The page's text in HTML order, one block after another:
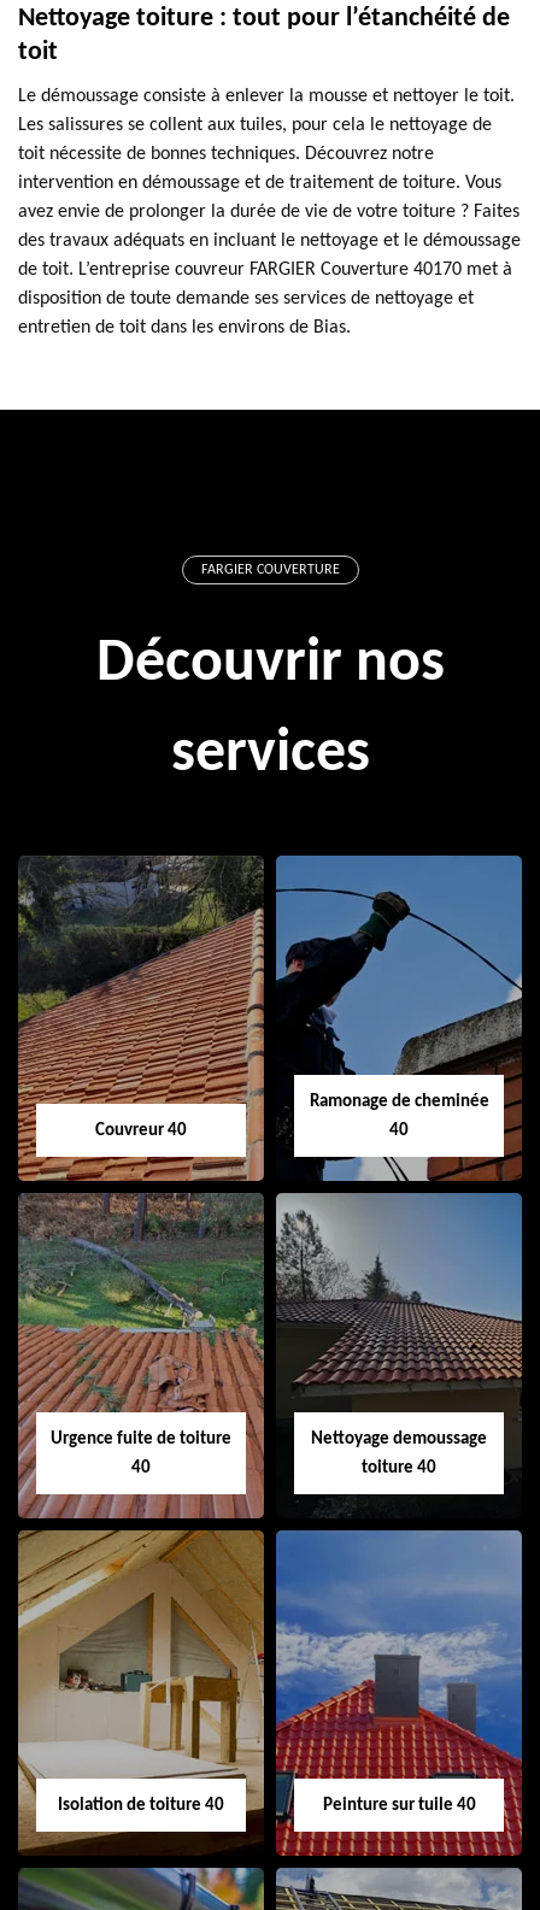
Nettoyage toiture : tout pour l’étanchéité de
toit
Le démoussage consiste à enlever la mousse et nettoyer le toit.
Les salissures se collent aux tuiles, pour cela le nettoyage de
toit nécessite de bonnes techniques. Découvrez notre
intervention en démoussage et de traitement de toiture. Vous
avez envie de prolonger la durée de vie de votre toiture ? Faites
des travaux adéquats en incluant le nettoyage et le démoussage
de toit. L’entreprise couvreur FARGIER Couverture 40170 met à
disposition de toute demande ses services de nettoyage et
entretien de toit dans les environs de Bias.
FARGIER COUVERTURE
Découvrir nos
services
Couvreur 40
Couvreur 40
Ramonage de cheminée
40
Ramonage de
cheminée 40
Urgence fuite de toiture
40
Urgence fuite de
toiture 40
Nettoyage demoussage
toiture 40
Nettoyage
demoussage
toiture 40
Isolation de toiture 40 Peinture sur tuile 40